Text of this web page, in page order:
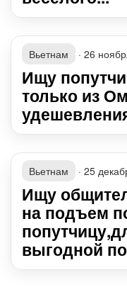
Вьетнам · 26
Ищу
только из
Вьетнам · 25
Ищу
на подъем
выгодной